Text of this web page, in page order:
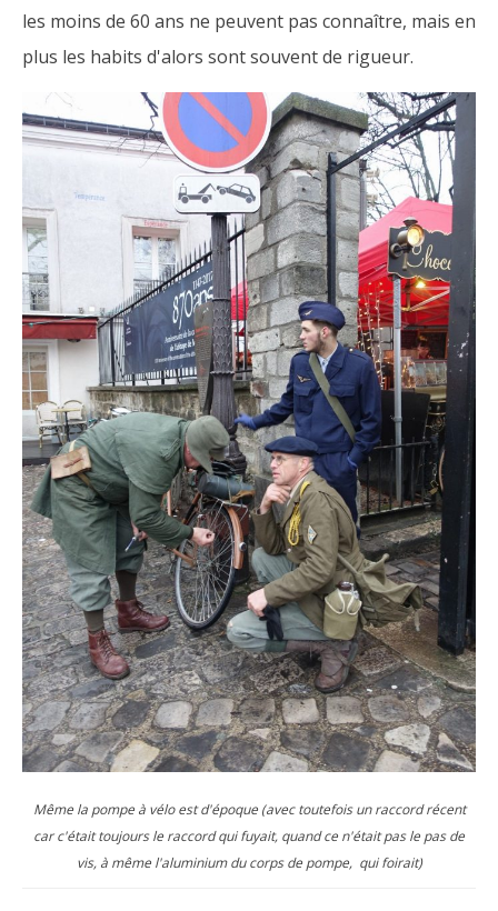
les moins de 60 ans ne peuvent pas connaître, mais en
plus les habits d'alors sont souvent de rigueur.
Même la pompe à vélo est d'époque (avec toutefois un raccord récent
car c'était toujours le raccord qui fuyait, quand ce n'était pas le pas de
vis, à même l'aluminium du corps de pompe, qui foirait)